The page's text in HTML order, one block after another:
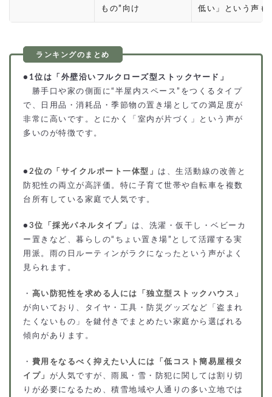
もの”向け
低い」という声も
● 1位は「外壁沿いフルクローズ型ストックヤード」
勝手口や家の側面に“半屋内スペース”をつくるタイプ
で、日用品・消耗品・季節物の置き場としての満足度が
非常に高いです。とにかく「室内が片づく」という声が
多いのが特徴です。
● 2位の「サイクルポート一体型」 は、生活動線の改善と
防犯性の両立が高評価。特に子育て世帯や自転車を複数
台所有している家庭で人気です。
● 3位「採光パネルタイプ」
は、洗濯・仮干し・ベビーカ
ー置きなど、暮らしの“ちょい置き場”として活躍する実
用派。雨の日ルーティンがラクになったという声がよく
見られます。
・
高い防犯性を求める人には「独立型ストックハウス」
が向いており、タイヤ・工具・防災グッズなど「盗まれ
たくないもの」を鍵付きでまとめたい家庭から選ばれる
傾向があります。
・ 費用をなるべく抑えたい人には「低コスト簡易屋根タ
イプ」 が人気ですが、雨風・雪・防犯に関しては割り切
りが必要になるため、積雪地域や人通りの多い立地では